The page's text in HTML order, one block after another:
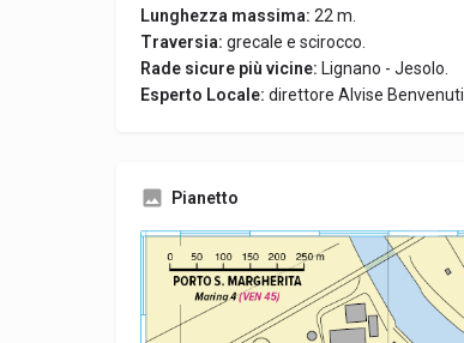
Lunghezza massima: 22 m.
Traversia: grecale e scirocco.
Rade sicure più vicine: Lignano - Jesolo.
Esperto Locale: direttore Alvise Benvenuti.
Pianetto